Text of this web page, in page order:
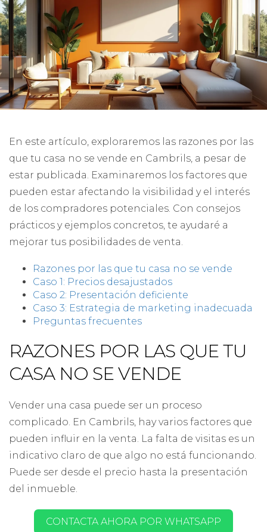
En este artículo, exploraremos las razones por las
que tu casa no se vende en Cambrils, a pesar de
estar publicada. Examinaremos los factores que
pueden estar afectando la visibilidad y el interés
de los compradores potenciales. Con consejos
prácticos y ejemplos concretos, te ayudaré a
mejorar tus posibilidades de venta.
Razones por las que tu casa no se vende
Caso 1: Precios desajustados
Caso 2: Presentación deficiente
Caso 3: Estrategia de marketing inadecuada
Preguntas frecuentes
RAZONES POR LAS QUE TU
CASA NO SE VENDE
Vender una casa puede ser un proceso
complicado. En Cambrils, hay varios factores que
pueden influir en la venta. La falta de visitas es un
indicativo claro de que algo no está funcionando.
Puede ser desde el precio hasta la presentación
del inmueble.
CONTACTA AHORA POR WHATSAPP